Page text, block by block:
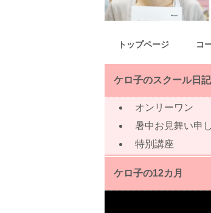
トップページ コ
ケロ子のスクール日記
オンリーワン
暑中お見舞い申
特別講座
ケロ子の12カ月